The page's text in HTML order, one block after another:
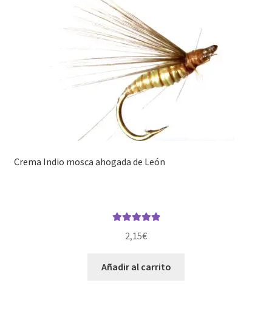
Crema Indio mosca ahogada de León
5.00
2,15€
Añadir al carrito